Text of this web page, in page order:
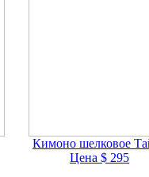
Кимоно шелковое
Цена $ 295